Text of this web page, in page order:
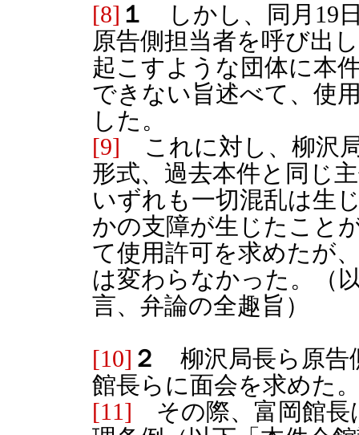
[8] １
しかし、同月19
原告側担当者を呼び出
起こすような団体に本
できない旨述べて、使
した。
[9] これに対し、柳沢
形式、過去本件と同じ
いずれも一切混乱は生
かの支障が生じたこと
て使用許可を求めたが
は変わらなかった。（
言、弁論の全趣旨）
[10] ２
柳沢局長ら原告
館長らに面会を求めた
[11] その際、富岡館長